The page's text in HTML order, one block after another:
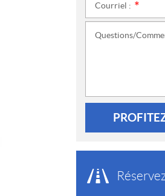
Courriel :
Questions/